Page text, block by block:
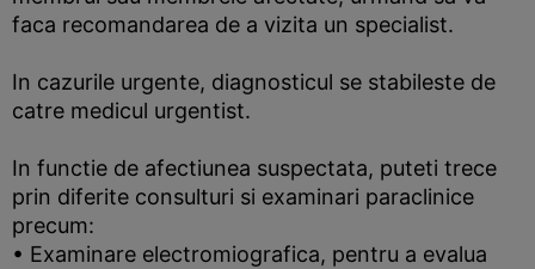
faca recomandarea de a vizita un specialist.
In cazurile urgente, diagnosticul se stabileste de
catre medicul urgentist.
In functie de afectiunea suspectata, puteti trece
prin diferite consulturi si examinari paraclinice
precum:
• Examinare electromiografica, pentru a evalua